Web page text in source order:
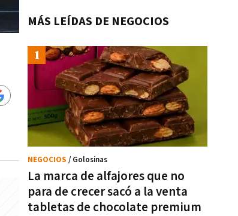
MÁS LEÍDAS DE NEGOCIOS
La marca de alfajores que no
para de crecer sacó a la venta
tabletas de chocolate premium
NEGOCIOS / Golosinas